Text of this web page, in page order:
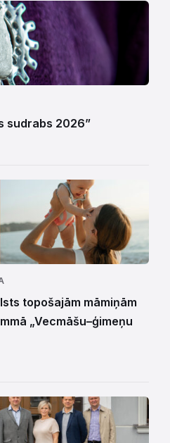
sudrabs 2026”
topošajām māmiņām
„Vecmāšu–ģimeņu